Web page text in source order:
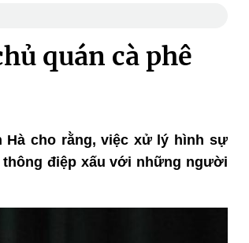
quán cà phê
Hà cho rằng, việc xử lý hình sự
điệp xấu với những người